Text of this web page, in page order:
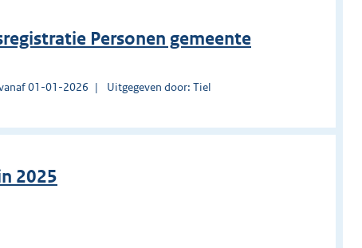
Personen gemeente
01-01-2026 Uitgegeven door: Tiel
2025